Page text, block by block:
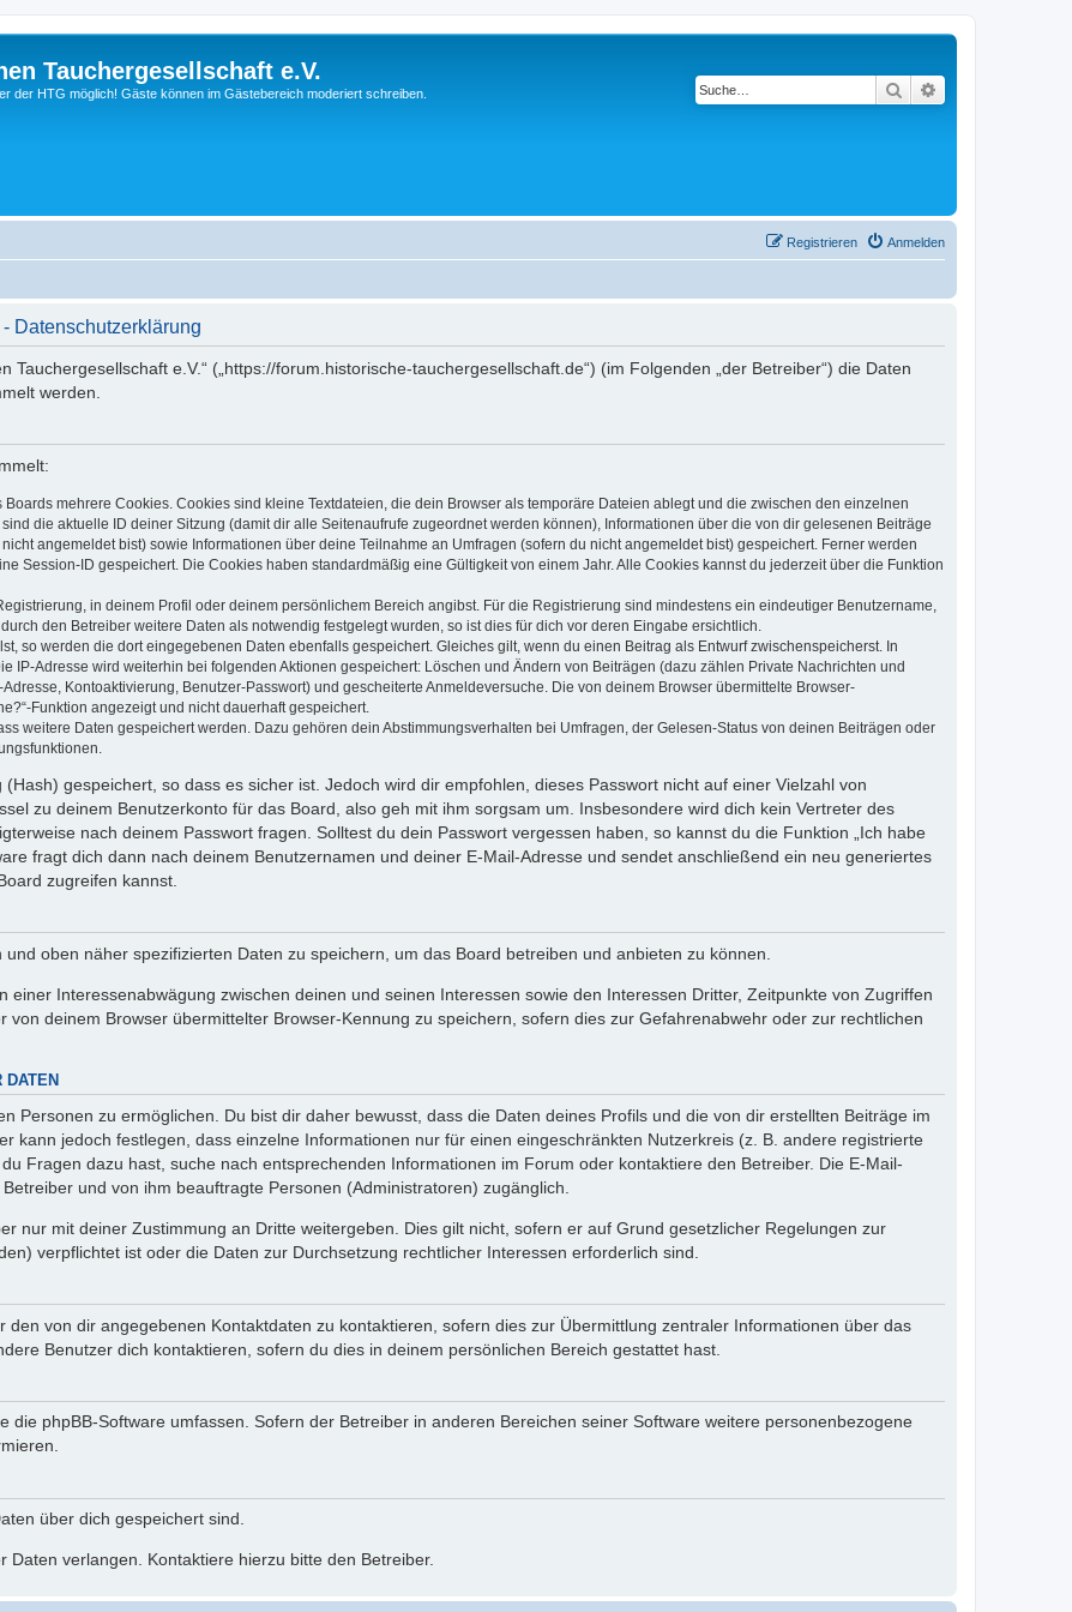
Tauchergesellschaft e.V.
der HTG möglich! Gäste können im Gästebereich moderiert schreiben. Suche
Anmelden
Registrieren
Datenschutzerklärung
Tauchergesellschaft e.V.“ („https://forum.historische-tauchergesellschaft.de“) (im Folgenden „der Betreiber“) die Daten
werden.
mehrere Cookies. Cookies sind kleine Textdateien, die dein Browser als temporäre Dateien ablegt und die zwischen den einzelnen
die aktuelle ID deiner Sitzung (damit dir alle Seitenaufrufe zugeordnet werden können), Informationen über die von dir gelesenen Beiträge
angemeldet bist) sowie Informationen über deine Teilnahme an Umfragen (sofern du nicht angemeldet bist) gespeichert. Ferner werden
Session-ID gespeichert. Die Cookies haben standardmäßig eine Gültigkeit von einem Jahr. Alle Cookies kannst du jederzeit über die Funktion
in deinem Profil oder deinem persönlichem Bereich angibst. Für die Registrierung sind mindestens ein eindeutiger Benutzername,
den Betreiber weitere Daten als notwendig festgelegt wurden, so ist dies für dich vor deren Eingabe ersichtlich.
so werden die dort eingegebenen Daten ebenfalls gespeichert. Gleiches gilt, wenn du einen Beitrag als Entwurf zwischenspeicherst. In
IP-Adresse wird weiterhin bei folgenden Aktionen gespeichert: Löschen und Ändern von Beiträgen (dazu zählen Private Nachrichten und
Kontoaktivierung, Benutzer-Passwort) und gescheiterte Anmeldeversuche. Die von deinem Browser übermittelte Browser-
Funktion angezeigt und nicht dauerhaft gespeichert.
weitere Daten gespeichert werden. Dazu gehören dein Abstimmungsverhalten bei Umfragen, der Gelesen-Status von deinen Beiträgen oder
gespeichert, so dass es sicher ist. Jedoch wird dir empfohlen, dieses Passwort nicht auf einer Vielzahl von
zu deinem Benutzerkonto für das Board, also geh mit ihm sorgsam um. Insbesondere wird dich kein Vertreter des
nach deinem Passwort fragen. Solltest du dein Passwort vergessen haben, so kannst du die Funktion „Ich habe
fragt dich dann nach deinem Benutzernamen und deiner E-Mail-Adresse und sendet anschließend ein neu generiertes
zugreifen kannst.
oben näher spezifizierten Daten zu speichern, um das Board betreiben und anbieten zu können.
Interessenabwägung zwischen deinen und seinen Interessen sowie den Interessen Dritter, Zeitpunkte von Zugriffen
von deinem Browser übermittelter Browser-Kennung zu speichern, sofern dies zur Gefahrenabwehr oder zur rechtlichen
DATEN
Personen zu ermöglichen. Du bist dir daher bewusst, dass die Daten deines Profils und die von dir erstellten Beiträge im
kann jedoch festlegen, dass einzelne Informationen nur für einen eingeschränkten Nutzerkreis (z. B. andere registrierte
Fragen dazu hast, suche nach entsprechenden Informationen im Forum oder kontaktiere den Betreiber. Die E-Mail-
und von ihm beauftragte Personen (Administratoren) zugänglich.
nur mit deiner Zustimmung an Dritte weitergeben. Dies gilt nicht, sofern er auf Grund gesetzlicher Regelungen zur
verpflichtet ist oder die Daten zur Durchsetzung rechtlicher Interessen erforderlich sind.
von dir angegebenen Kontaktdaten zu kontaktieren, sofern dies zur Übermittlung zentraler Informationen über das
Benutzer dich kontaktieren, sofern du dies in deinem persönlichen Bereich gestattet hast.
die phpBB-Software umfassen. Sofern der Betreiber in anderen Bereichen seiner Software weitere personenbezogene
über dich gespeichert sind.
verlangen. Kontaktiere hierzu bitte den Betreiber.